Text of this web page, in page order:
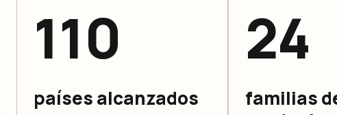
110
países alcanzados
24
familias